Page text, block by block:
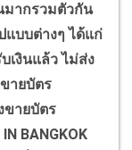
มากรวมตัวกัน
บบต่างๆ ได้แก่
เงินแล้ว ไม่ส่ง
ายบัตร
ขายบัตร
BANGKOK